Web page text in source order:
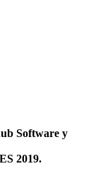
Software y
2019.